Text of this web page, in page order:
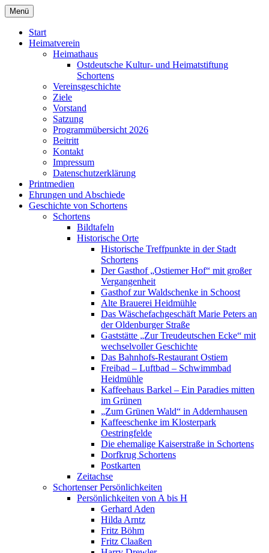
Zum
Inhalt
springen
Heimatverein Schortens von 1929 e. V.
Menü
Start
Heimatverein
Heimathaus
Ostdeutsche Kultur- und Heimatstiftung
Schortens
Vereinsgeschichte
Ziele
Vorstand
Satzung
Programmübersicht 2026
Beitritt
Kontakt
Impressum
Datenschutzerklärung
Printmedien
Ehrungen und Abschiede
Geschichte von Schortens
Schortens
Bildtafeln
Historische Orte
Historische Treffpunkte in der Stadt
Schortens
Der Gasthof „Ostiemer Hof“ mit großer
Vergangenheit
Gasthof zur Waldschenke in Schoost
Alte Brauerei Heidmühle
Das Wäschefachgeschäft Marie Peters an
der Oldenburger Straße
Gaststätte „Zur Treudeutschen Ecke“ mit
wechselvoller Geschichte
Das Bahnhofs-Restaurant Ostiem
Freibad – Luftbad – Schwimmbad
Heidmühle
Kaffeehaus Barkel – Ein Paradies mitten
im Grünen
„Zum Grünen Wald“ in Addernhausen
Kaffeeschenke im Klosterpark
Oestringfelde
Die ehemalige Kaiserstraße in Schortens
Dorfkrug Schortens
Postkarten
Zeitachse
Schortenser Persönlichkeiten
Persönlichkeiten von A bis H
Gerhard Aden
Hilda Arntz
Fritz Böhm
Fritz Claaßen